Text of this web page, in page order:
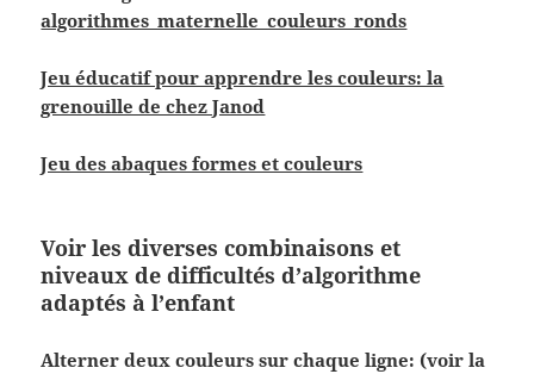
algorithmes_maternelle_couleurs_ronds
Jeu éducatif pour apprendre les couleurs: la
grenouille de chez Janod
Jeu des abaques formes et couleurs
Voir les diverses combinaisons et
niveaux de difficultés d’algorithme
adaptés à l’enfant
Alterner deux couleurs sur chaque ligne: (voir la